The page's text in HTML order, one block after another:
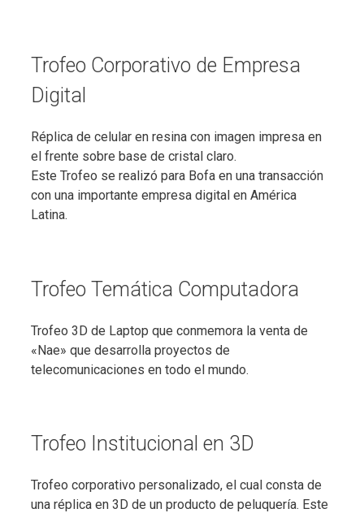
Trofeo Corporativo de Empresa
Digital
Réplica de celular en resina con imagen impresa en
el frente sobre base de cristal claro.
Este Trofeo se realizó para Bofa en una transacción
con una importante empresa digital en América
Latina.
Trofeo Temática Computadora
Trofeo 3D de Laptop que conmemora la venta de
«Nae» que desarrolla proyectos de
telecomunicaciones en todo el mundo.
Trofeo Institucional en 3D
Trofeo corporativo personalizado, el cual consta de
una réplica en 3D de un producto de peluquería. Este